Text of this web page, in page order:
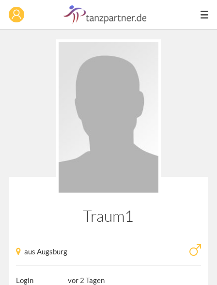
Traum1
aus Augsburg
Login
vor 2 Tagen